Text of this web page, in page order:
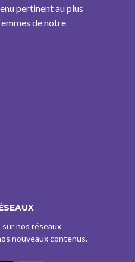
pertinent au plus
de notre
nos réseaux
nouveaux contenus.